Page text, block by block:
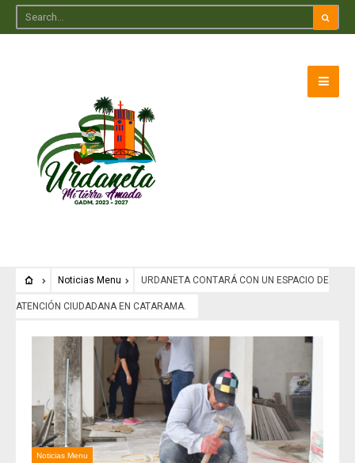
Noticias Menu URDANETA CONTARÁ CON UN ESPACIO DE
ATENCIÓN CIUDADANA EN CATARAMA.
Noticias Menu